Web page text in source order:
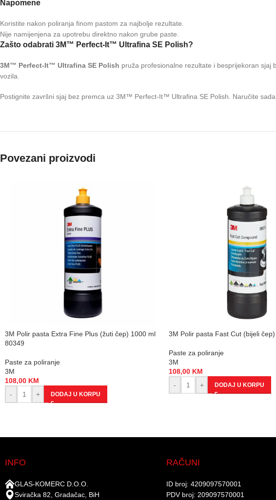
Napomene
Koristite nakon poliranja finom pastom za najbolje rezultate.
Nije namijenjena za upotrebu direktno nakon grube paste.
Zašto odabrati 3M™ Perfect-It™ Ultrafina SE Polish?
3M™ Perfect-It™ Ultrafina SE Polish pruža profesionalne rezultate i besprijekoran sjaj
vozila.
Postignite završni sjaj bez premca uz 3M™ Perfect-It™ Ultrafina SE Polish. Naručite
Povezani proizvodi
3M Polir pasta Extra Fine Plus (žuti čep) 1000 ml
80349
Paste za poliranje
3M
108,00 KM
-
+ DODAJ U KORPU
3M Polir pasta Fast Cut (bijeli
Paste za poliranje
3M
108,00 KM
-
+ DODAJ U KORPU
INFO
GLAS-KOMERC D.O.O.
Sviračka 82, Gradačac, BiH
RAČUNI
ID broj: 4209097570001​
PDV broj: 209097570001 ​